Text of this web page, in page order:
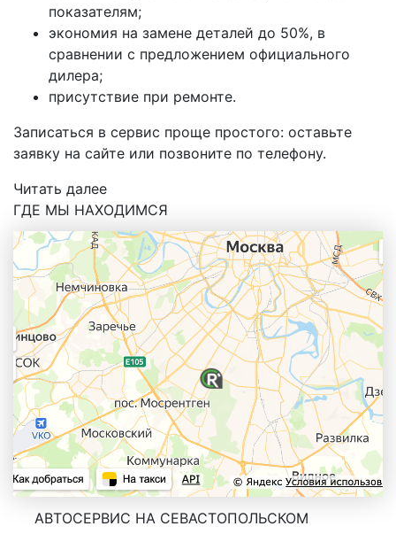
показателям;
экономия на замене деталей до 50%, в
сравнении с предложением официального
дилера;
присутствие при ремонте.
Записаться в сервис проще простого: оставьте
заявку на сайте или позвоните по телефону.
Читать далее
ГДЕ МЫ НАХОДИМСЯ
АВТОСЕРВИС НА СЕВАСТОПОЛЬСКОМ